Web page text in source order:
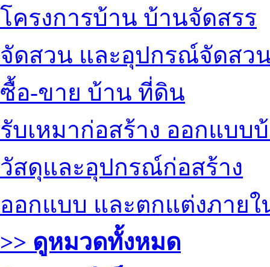
โครงการบ้าน บ้านจัดสรร
จัดสวน และอุปกรณ์จัดสว
ซื้อ-ขาย บ้าน ที่ดิน
รับเหมาก่อสร้าง ออกแบบ
วัสดุและอุปกรณ์ก่อสร้าง
ออกแบบ และตกแต่งภายใ
>> ดูหมวดทั้งหมด